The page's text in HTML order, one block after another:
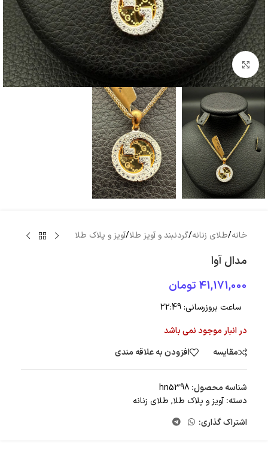
بزرگنمایی تصویر
خانه/طلای زنانه/گردنبند و آویز طلا/آویز و پلاک طلا
مدال آوا
41,171,000 تومان
ساعت بروزرسانی:22:49
در انبار موجود نمی باشد
مقایسه
افزودن به علاقه مندی
شناسه محصول: hn5398
دسته: آویز و پلاک طلا, طلای زنانه
اشتراک گذاری: